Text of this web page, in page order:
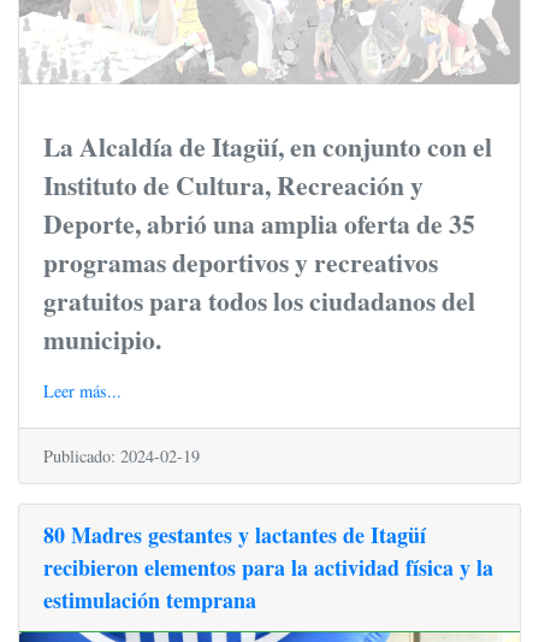
La Alcaldía de Itagüí, en conjunto con el
Instituto de Cultura, Recreación y
Deporte, abrió una amplia oferta de 35
programas deportivos y recreativos
gratuitos para todos los ciudadanos del
municipio.
Leer más...
Publicado: 2024-02-19
80 Madres gestantes y lactantes de Itagüí
recibieron elementos para la actividad física y la
estimulación temprana